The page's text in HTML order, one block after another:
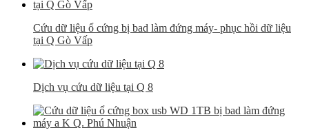
Cứu dữ liệu ổ cứng bị bad làm đứng máy- phục hồi dữ liệu
tại Q Gò Vấp
Dịch vụ cứu dữ liệu tại Q 8